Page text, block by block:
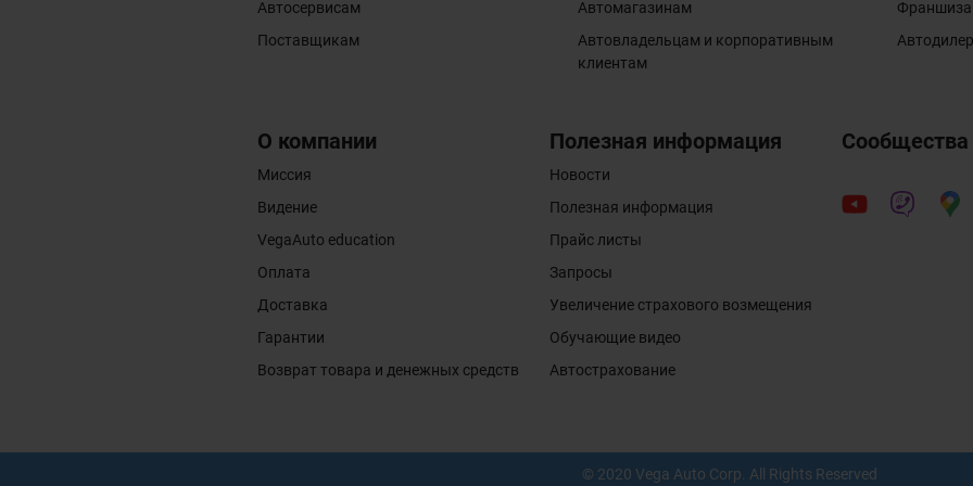
Автосервисам
Поставщикам
Автомагазинам
Автовладельцам и корпоративным
клиентам
Франшиза
О компании
Миссия
Видение
VegaAuto education
Оплата
Доставка
Гарантии
Возврат товара и денежных средств
Полезная информация
Новости
Полезная информация
Прайс листы
Запросы
Увеличение страхового возмещения
Обучающие видео
Автострахование
Сообщества
© 2020 Vega Auto Corp. All Rights Reserved